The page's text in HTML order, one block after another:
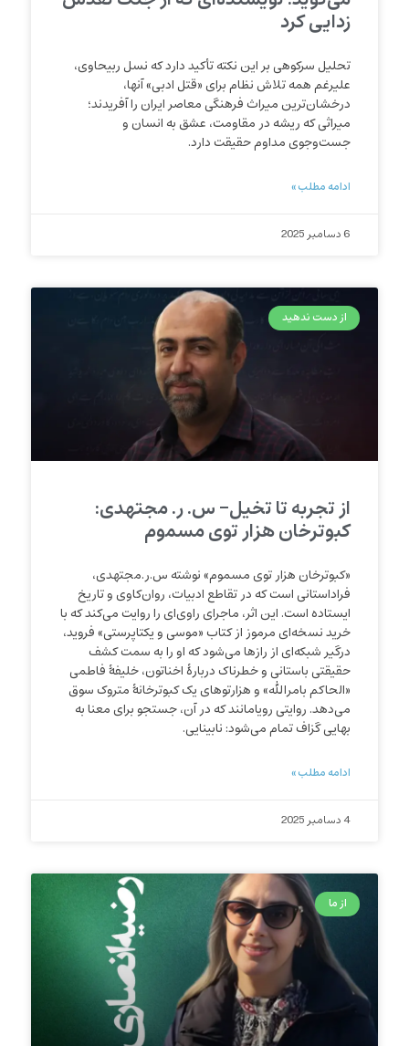
زدایی کرد
تحلیل سرکوهی بر این نکته تأکید دارد که نسل ربیحاوی،
علیرغم همه تلاش نظام برای «قتل ادبی» آنها،
درخشان‌ترین میراث فرهنگی معاصر ایران را آفریدند؛
میراثی که ریشه در مقاومت، عشق به انسان و
جست‌وجوی مداوم حقیقت دارد.
ادامه مطلب »
6 دسامبر 2025
از دست ندهید
از تجربه تا تخیل- س. ر. مجتهدی:
کبوترخان هزار توی مسموم
«کبوترخان هزار توی مسموم» نوشته س.ر.مجتهدی،
فراداستانی است که در تقاطع ادبیات، روان‌کاوی و تاریخ
ایستاده است. این اثر، ماجرای راوی‌ای را روایت می‌کند که با
خرید نسخه‌ای مرموز از کتاب «موسی و یکتاپرستی» فروید،
درگیر شبکه‌ای از رازها می‌شود که او را به سمت کشف
حقیقتی باستانی و خطرناک دربارهٔ اخناتون، خلیفهٔ فاطمی
«الحاکم بامرالله» و هزارتوهای یک کبوترخانهٔ متروک سوق
می‌دهد. روایتی رویامانند که در آن، جستجو برای معنا به
بهایی گزاف تمام می‌شود: نابینایی.
ادامه مطلب »
4 دسامبر 2025
از ما